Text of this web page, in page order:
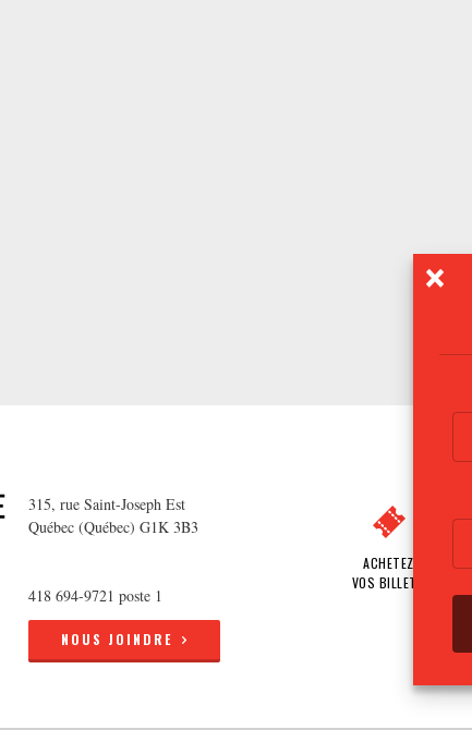
315, rue Saint-Joseph Est
Québec (Québec) G1K 3B3
418 694-9721 poste 1
NOUS JOINDRE
ACHETEZ
VOS BILLETS